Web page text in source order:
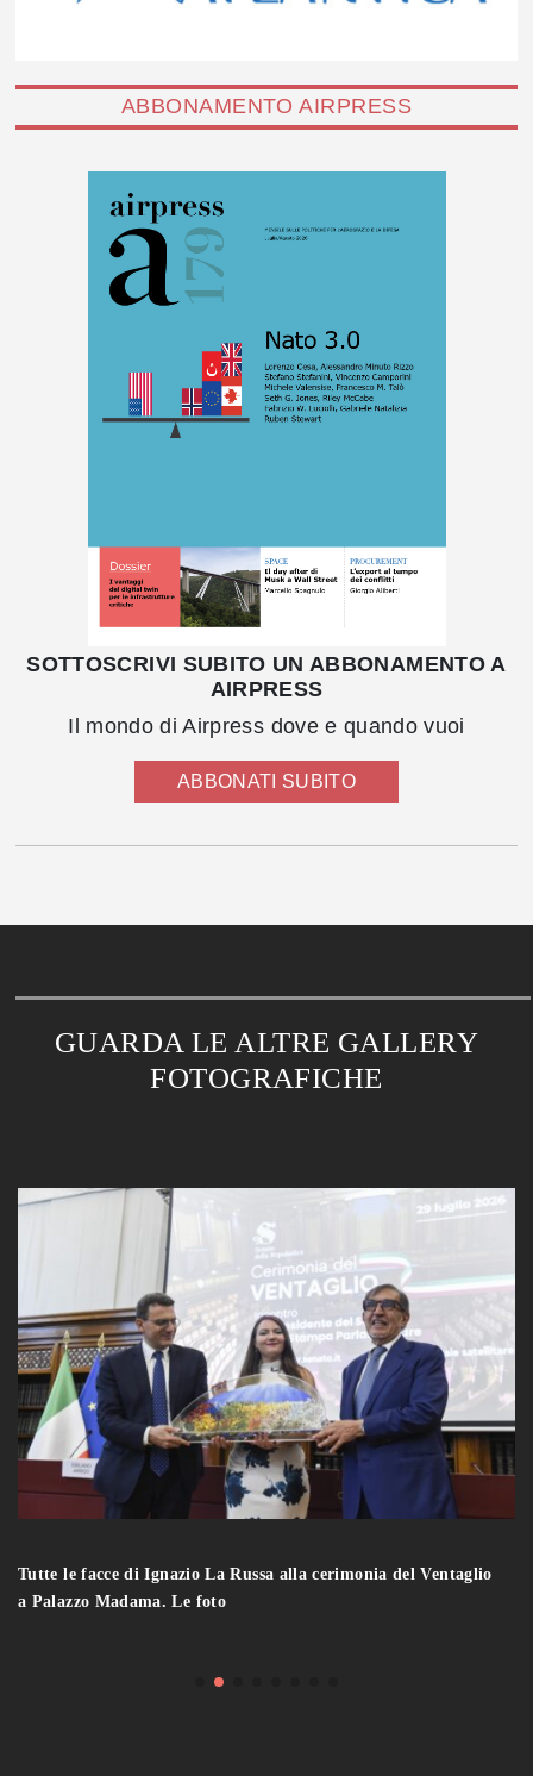
ABBONAMENTO AIRPRESS
SOTTOSCRIVI SUBITO UN ABBONAMENTO A
AIRPRESS
Il mondo di Airpress dove e quando vuoi
ABBONATI SUBITO
GUARDA LE ALTRE GALLERY
FOTOGRAFICHE
Tutte le facce di Ignazio La Russa alla cerimonia del Ventaglio
a Palazzo Madama. Le foto